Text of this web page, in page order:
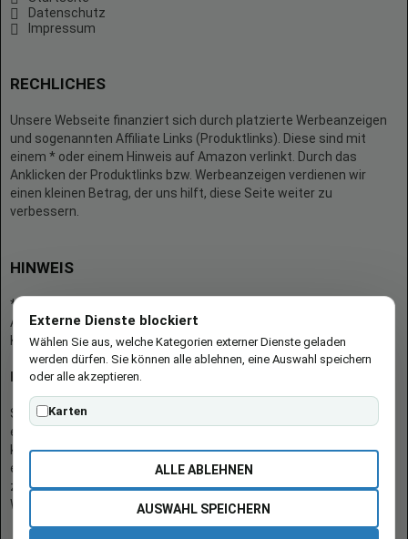
Datenschutz
Impressum
RECHLICHES
Unsere Webseite finanziert sich durch platzierte Werbeanzeigen
und sogenannten Affiliate Links (Produktlinks). Diese sind mit
einem * oder einem Hinweis auf Amazon verlinkt. Durch das
Anklicken der Produktlinks bzw. Werbeanzeigen verdienen wir
einen kleinen Betrag, der uns hilft, diese Seite weiter zu
verbessern.
HINWEIS
* = Afilliate-Link (=Werbung)
Als Amazon-Partner verdient der Seitenbetreiber an qualifizierten
Käufen.
Hinweis zu Preisen und Verfügbarkeiten
Sofern Produktpreise und Verfügbarkeiten angezeigt werden,
entsprechen diese dem angegebenen Stand (Datum/Uhrzeit) und
können sich auf der verlinkten Seite jederzeit ändern. Für den Kauf
eines Produkts gelten die Angaben zu Preis und Verfügbarkeit, die
zum Kaufzeitpunkt [auf der/den maßgeblichen Amazon-
Website(s)] angezeigt werden.
Externe Dienste blockiert
Wählen Sie aus, welche Kategorien externer Dienste geladen
werden dürfen. Sie können alle ablehnen, eine Auswahl speichern
oder alle akzeptieren.
Karten
ALLE ABLEHNEN
AUSWAHL SPEICHERN